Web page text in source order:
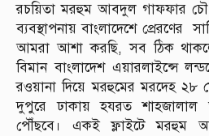
রচয়িতা মরহুম আবদুল গাফফার
ব্যবস্থাপনায় বাংলাদেশে প্রেরণের
আমরা আশা করছি, সব ঠিক
বিমান বাংলাদেশ এয়ারলাইন্সে
রওয়ানা দিয়ে মরহুমের মরদেহ ২৮
দুপুরে ঢাকায় হযরত শাহজালাল
পৌঁছবে। একই ফ্লাইটে মরহুম